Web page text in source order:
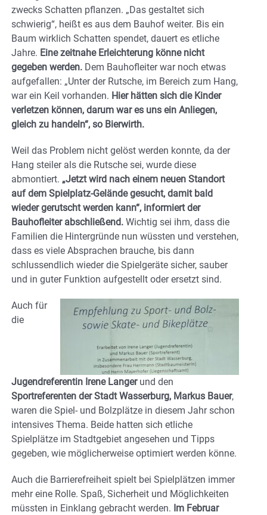
zwecks Schatten pflanzen. „Das gestaltet sich
schwierig“, heißt es aus dem Bauhof weiter. Bis ein
Baum wirklich Schatten spendet, dauert es etliche
Jahre. Eine zeitnahe Erleichterung könne nicht
gegeben werden. Dem Bauhofleiter war noch etwas
aufgefallen: „Unter der Rutsche, im Bereich zum Hang,
war ein Keil vorhanden. Hier hätten sich die Kinder
verletzen können, darum war es uns ein Anliegen,
gleich zu handeln“, so Bierwirth.
Weil das Problem nicht gelöst werden konnte, da der
Hang steiler als die Rutsche sei, wurde diese
abmontiert. „Jetzt wird nach einem neuen Standort
auf dem Spielplatz-Gelände gesucht, damit bald
wieder gerutscht werden kann“, informiert der
Bauhofleiter abschließend. Wichtig sei ihm, dass die
Familien die Hintergründe nun wüssten und verstehen,
dass es viele Absprachen brauche, bis dann
schlussendlich wieder die Spielgeräte sicher, sauber
und in guter Funktion aufgestellt oder ersetzt sind.
Auch für
die
Jugendreferentin Irene Langerund den
Sportreferenten der Stadt Wasserburg, Markus Bauer,
waren die Spiel- und Bolzplätze in diesem Jahr schon
intensives Thema. Beide hatten sich etliche
Spielplätze im Stadtgebiet angesehen und Tipps
gegeben, wie möglicherweise optimiert werden könne.
Auch die Barrierefreiheit spielt bei Spielplätzen immer
mehr eine Rolle. Spaß, Sicherheit und Möglichkeiten
müssten in Einklang gebracht werden. Im Februar